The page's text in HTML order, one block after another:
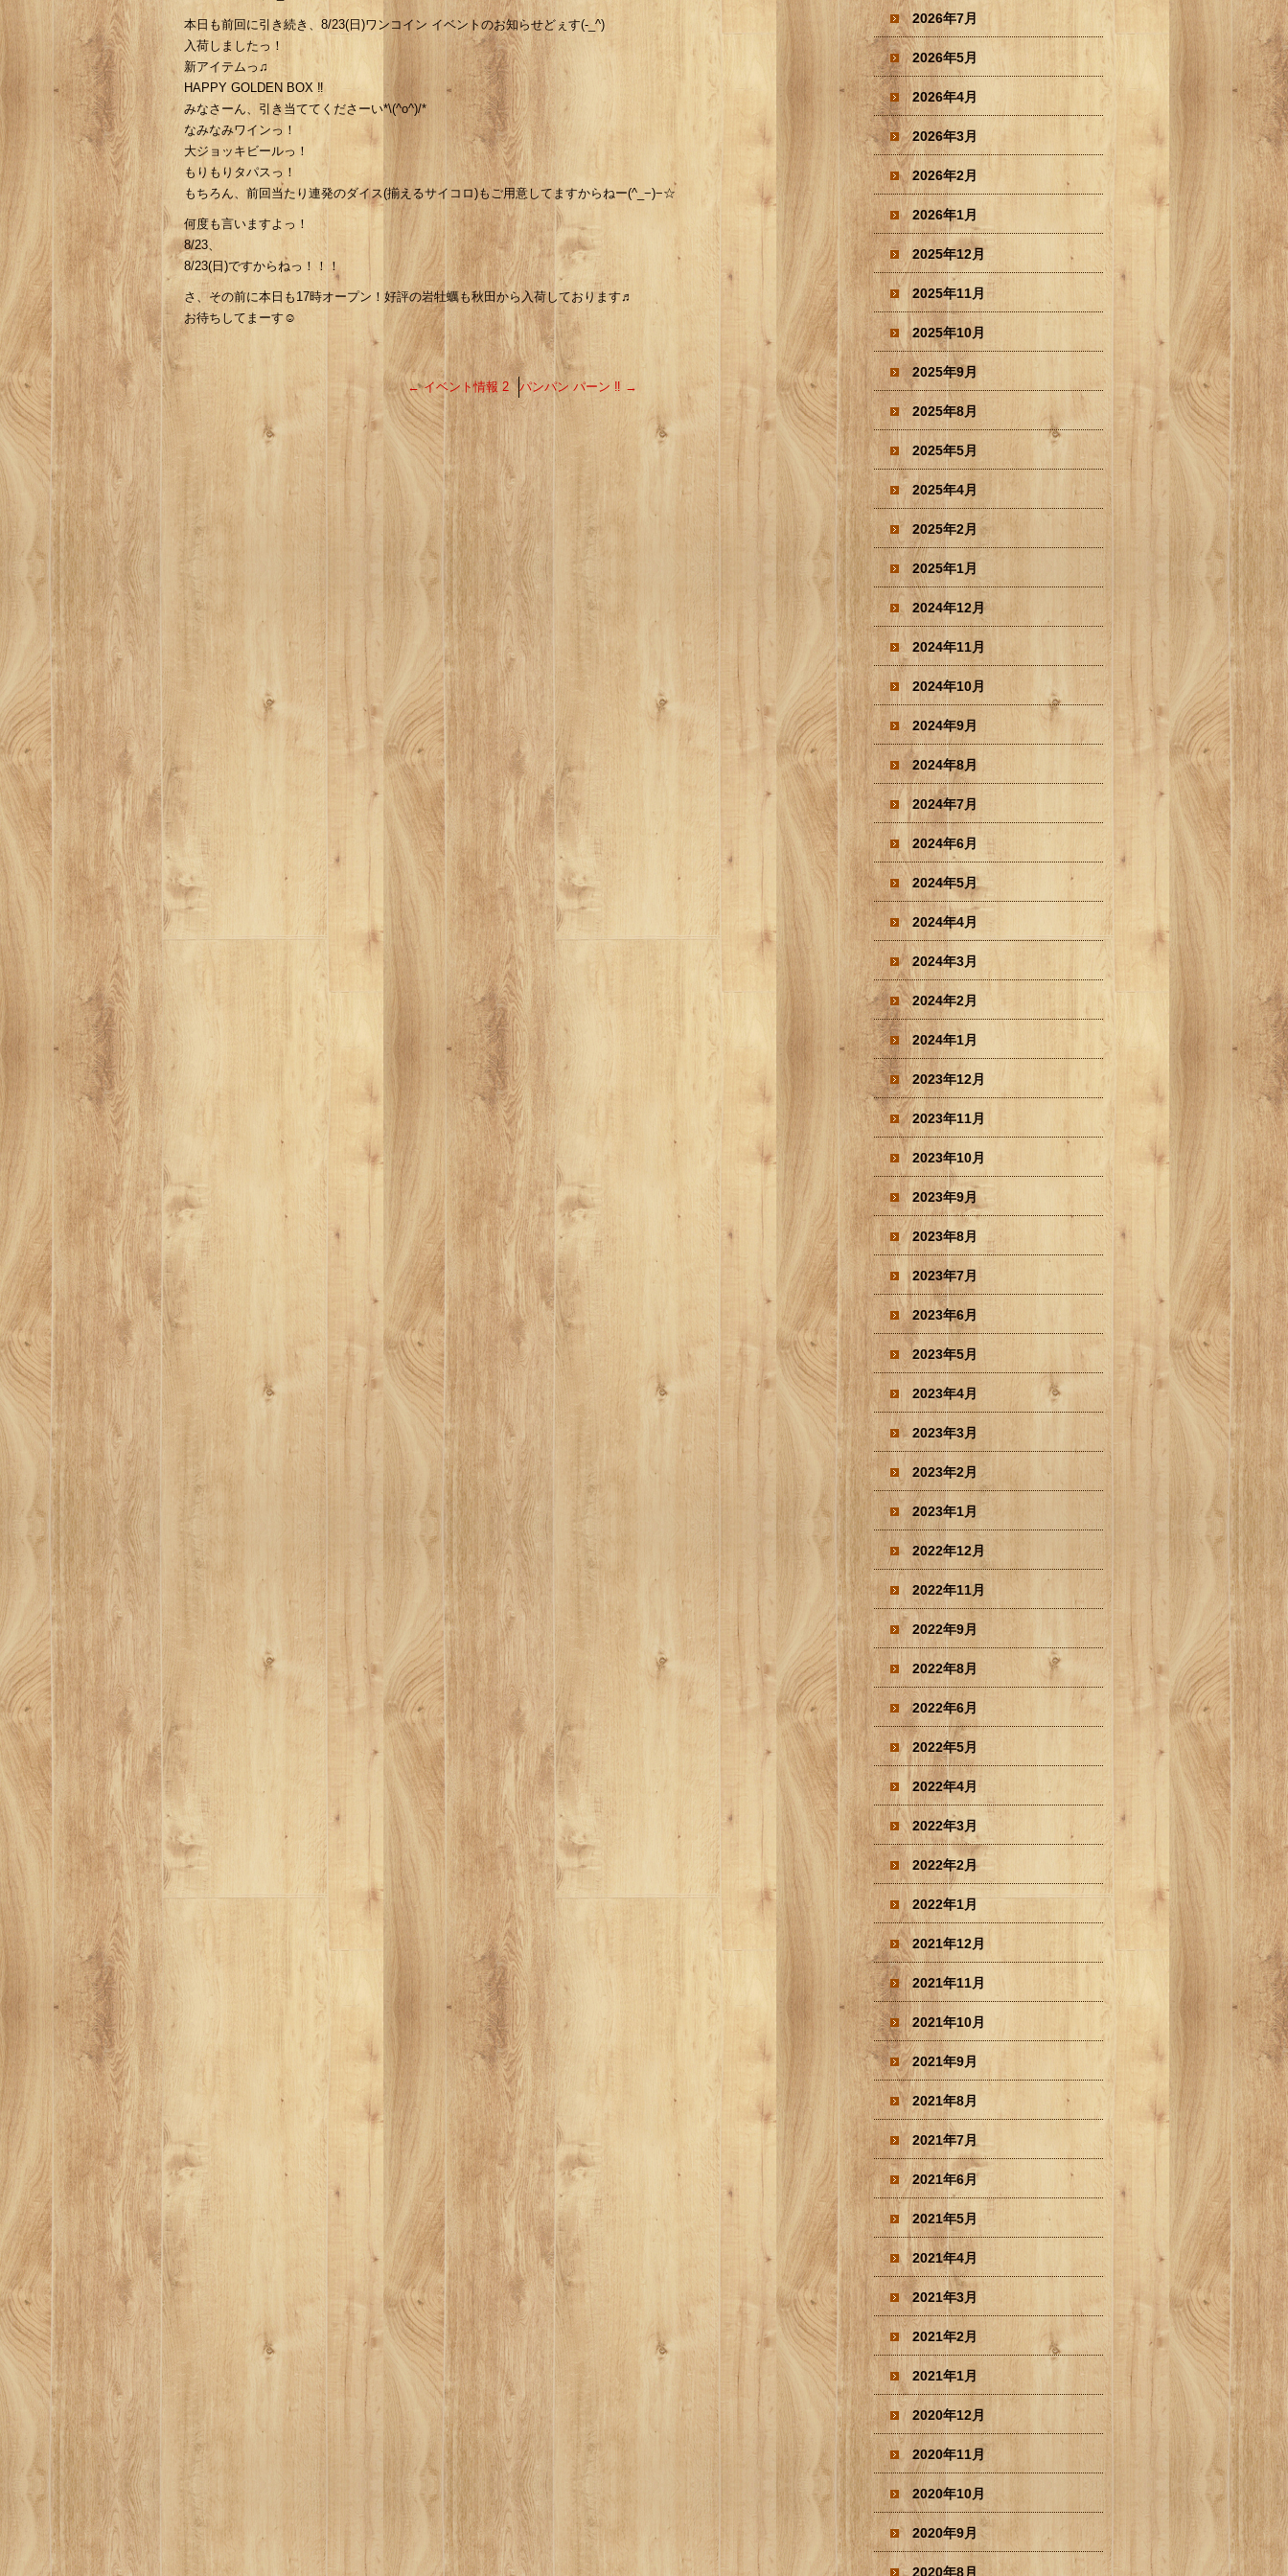
本日も前回に引き続き、8/23(日)ワンコイン イベントのお知らせどぇす(-_^)
入荷しましたっ！
新アイテムっ♫
HAPPY GOLDEN BOX ‼︎
みなさーん、引き当ててくださーい*\(^o^)/*
なみなみワインっ！
大ジョッキビールっ！
もりもりタパスっ！
もちろん、前回当たり連発のダイス(揃えるサイコロ)もご用意してますからねー(^_−)−☆
何度も言いますよっ！
8/23、
8/23(日)ですからねっ！！！
さ、その前に本日も17時オープン！好評の岩牡蠣も秋田から入荷しております♬
お待ちしてまーす☺︎
←イベント情報 2 パンパン パーン ‼︎ →
2026年7月
2026年5月
2026年4月
2026年3月
2026年2月
2026年1月
2025年12月
2025年11月
2025年10月
2025年9月
2025年8月
2025年5月
2025年4月
2025年2月
2025年1月
2024年12月
2024年11月
2024年10月
2024年9月
2024年8月
2024年7月
2024年6月
2024年5月
2024年4月
2024年3月
2024年2月
2024年1月
2023年12月
2023年11月
2023年10月
2023年9月
2023年8月
2023年7月
2023年6月
2023年5月
2023年4月
2023年3月
2023年2月
2023年1月
2022年12月
2022年11月
2022年9月
2022年8月
2022年6月
2022年5月
2022年4月
2022年3月
2022年2月
2022年1月
2021年12月
2021年11月
2021年10月
2021年9月
2021年8月
2021年7月
2021年6月
2021年5月
2021年4月
2021年3月
2021年2月
2021年1月
2020年12月
2020年11月
2020年10月
2020年9月
2020年8月